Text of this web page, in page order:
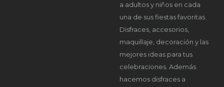
a adultos y niños en cada
una de sus fiestas favoritas.
Disfraces, accesorios,
maquillaje, decoración y las
mejores ideas para tus
celebraciones. Además
hacemos disfraces a